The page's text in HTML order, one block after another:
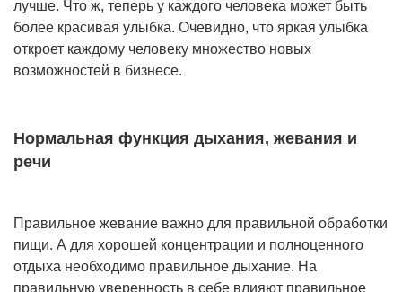
лучше. Что ж, теперь у каждого человека может быть
более красивая улыбка. Очевидно, что яркая улыбка
откроет каждому человеку множество новых
возможностей в бизнесе.
Нормальная функция дыхания, жевания и
речи
Правильное жевание важно для правильной обработки
пищи. А для хорошей концентрации и полноценного
отдыха необходимо правильное дыхание. На
правильную уверенность в себе влияют правильное